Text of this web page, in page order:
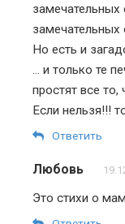
замечательных
замечательных
Но есть и
… и только те
простят все то,
Если нельзя!!!
Ответить
Любовь
Это стихи о